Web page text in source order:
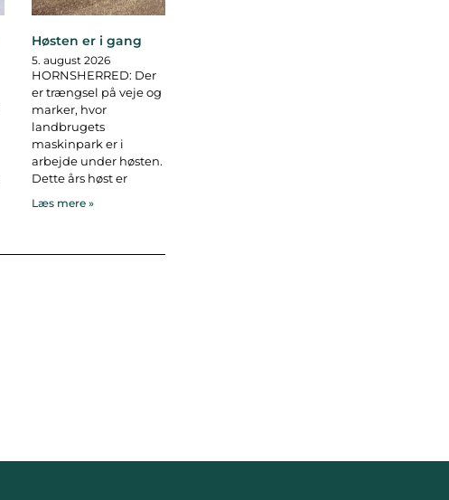
Høsten er i gang
5. august 2026
HORNSHERRED: Der
er trængsel på veje og
marker, hvor
landbrugets
maskinpark er i
arbejde under høsten.
Dette års høst er
Læs mere »